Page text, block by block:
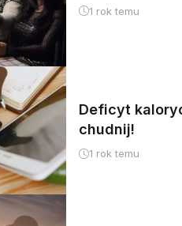
1 rok temu
Deficyt
chudnij!
1 rok temu